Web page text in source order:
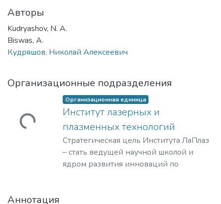
Авторы
Kudryashov, N. A.
Biswas, A.
Кудряшов, Николай Алексеевич
Организационные подразделения
Загружается...
Организационная единица
Институт лазерных и
плазменных технологий
Стратегическая цель Института ЛаПлаз
– стать ведущей научной школой и
ядром развития инноваций по
Аннотация